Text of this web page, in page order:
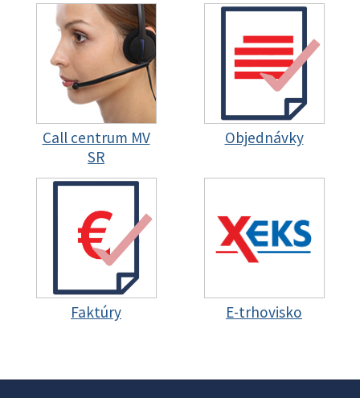
Call centrum MV
SR
Objednávky
Faktúry E-trhovisko